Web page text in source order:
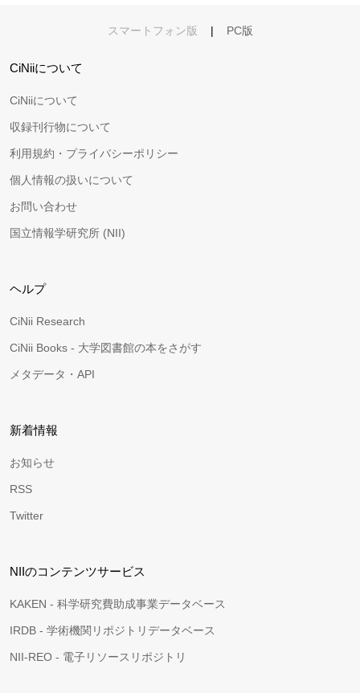
スマートフォン版 | PC版
CiNiiについて
CiNiiについて
収録刊行物について
利用規約・プライバシーポリシー
個人情報の扱いについて
お問い合わせ
国立情報学研究所 (NII)
ヘルプ
CiNii Research
CiNii Books - 大学図書館の本をさがす
メタデータ・API
新着情報
お知らせ
RSS
Twitter
NIIのコンテンツサービス
KAKEN - 科学研究費助成事業データベース
IRDB - 学術機関リポジトリデータベース
NII-REO - 電子リソースリポジトリ